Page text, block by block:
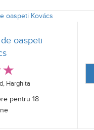
oaspeti
Harghita
pentru 18